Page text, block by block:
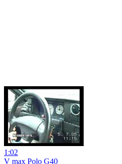
1:02
V max Polo G40